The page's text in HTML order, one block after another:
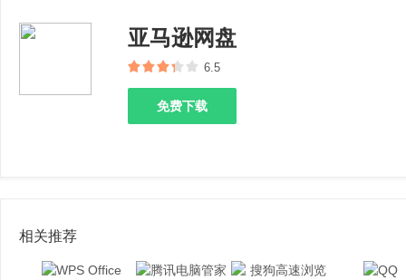
亚马逊网盘
6.5
免费下载
相关推荐